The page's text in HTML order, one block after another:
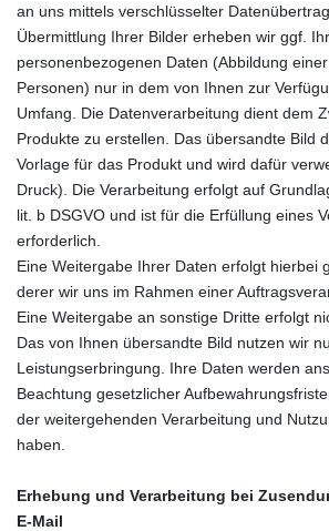
an uns mittels verschlüsselter
Übermittlung Ihrer Bilder erheben wir ggf.
personenbezogenen Daten (Abbildung
Personen) nur in dem von Ihnen zur
Umfang. Die Datenverarbeitung dient dem
Produkte zu erstellen. Das übersandte Bild
Vorlage für das Produkt und wird dafür
Druck). Die Verarbeitung erfolgt auf
lit. b DSGVO und ist für die Erfüllung eines
erforderlich.
Eine Weitergabe Ihrer Daten erfolgt hierbei
derer wir uns im Rahmen einer
Eine Weitergabe an sonstige Dritte erfolgt
Das von Ihnen übersandte Bild nutzen wir
Leistungserbringung. Ihre Daten werden
Beachtung gesetzlicher
der weitergehenden Verarbeitung und
haben.
Erhebung und Verarbeitung bei
E-Mail